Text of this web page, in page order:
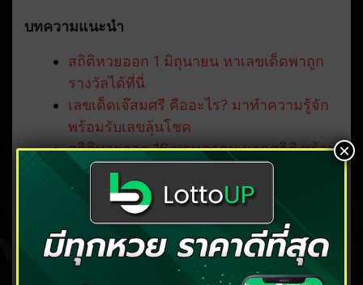
บทความแนะนำ
สถิติหวยออก 1 มิถุนายน หาเลขเด็ดพาถูก
รางวัลได้ที่นี่
เลขเด็ดเจ๊สมศรี คืออะไร? มาทำความรู้จัก
พร้อมรับเลขลุ้นโชค
สถิติหวยออก 16 พฤษภาคม มาดูสถิติ พร้อม
เช็กเลขเด็ดงวดนี้
ฝันว่ารถชน ฝันว่ารถคว่ำ มีความหมายว่า
อย่างไร พร้อมเลขเด็ดงวดนี้
ดูวิธี ทำบุญออนไลน์ การทำบุญยุคใหม่ อยู่
ที่ไหนก็ได้บุญถ้วนหน้า
×